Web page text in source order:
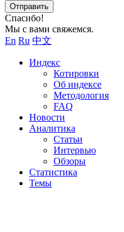
Отправить
Спасибо!
Мы с вами свяжемся.
En Ru 中文
Индекс
Котировки
Об индексе
Методология
FAQ
Новости
Аналитика
Статьи
Интервью
Обзоры
Статистика
Темы